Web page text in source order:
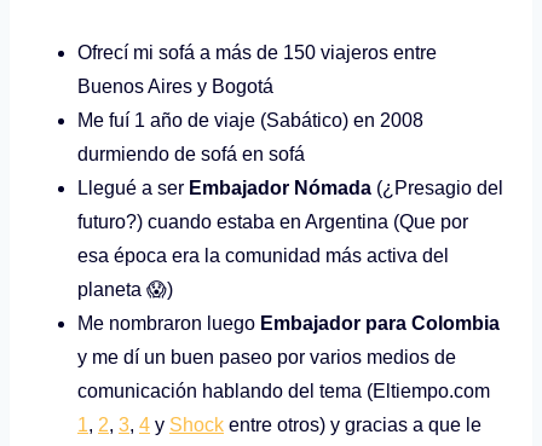
Ofrecí mi sofá a más de 150 viajeros entre
Buenos Aires y Bogotá
Me fuí 1 año de viaje (Sabático) en 2008
durmiendo de sofá en sofá
Llegué a ser Embajador Nómada (¿Presagio del
futuro?) cuando estaba en Argentina (Que por
esa época era la comunidad más activa del
planeta 😱)
Me nombraron luego Embajador para Colombia
y me dí un buen paseo por varios medios de
comunicación hablando del tema (Eltiempo.com
1, 2, 3, 4 y Shock entre otros) y gracias a que le